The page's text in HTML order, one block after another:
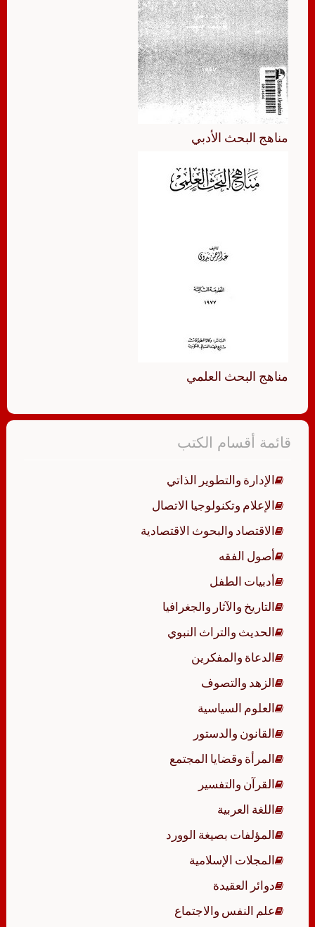
مناهج البحث الأدبي
مناهج البحث العلمي
قائمة أقسام الكتب
الإدارة والتطوير الذاتي
الإعلام وتكنولوجيا الاتصال
الاقتصاد والبحوث الاقتصادية
أصول الفقه
أدبيات الطفل
التاريخ والآثار والجغرافيا
الحديث والتراث النبوي
الدعاة والمفكرين
الزهد والتصوف
العلوم السياسية
القانون والدستور
المرأة وقضايا المجتمع
القرآن والتفسير
اللغة العربية
المؤلفات بصيغة الوورد
المجلات الإسلامية
دوائر العقيدة
علم النفس والاجتماع